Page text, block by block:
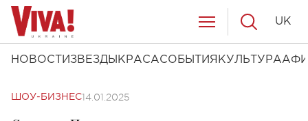
НОВОСТИ ЗВЕЗДЫ КРАСАСОБЫТИЯ КУЛЬТУРА
UK
ШОУ-БИЗНЕС14.01.2025